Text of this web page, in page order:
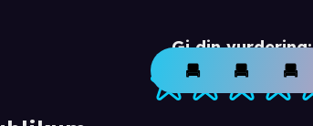
Gi din vurdering: